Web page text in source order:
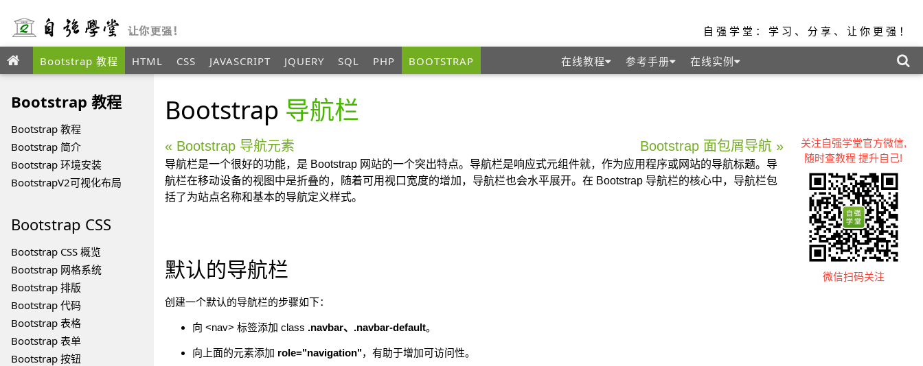
自强学堂：学习、分享、让你更强！
Bootstrap 教程 HTML CSS JAVASCRIPT JQUERY SQL PHP BOOTSTRAP 在线教程 参考手册 在线实例
Bootstrap 教程
Bootstrap 教程
Bootstrap 简介
Bootstrap 环境安装
BootstrapV2可视化布局
Bootstrap CSS
Bootstrap CSS 概览
Bootstrap 网格系统
Bootstrap 排版
Bootstrap 代码
Bootstrap 表格
Bootstrap 表单
Bootstrap 按钮
Bootstrap 导航栏
« Bootstrap 导航元素 Bootstrap 面包屑导航 »
导航栏是一个很好的功能，是 Bootstrap 网站的一个突出特点。导航栏是响应式元组件就，作为应用程序或网站的导航标题。导
航栏在移动设备的视图中是折叠的，随着可用视口宽度的增加，导航栏也会水平展开。在 Bootstrap 导航栏的核心中，导航栏包
括了为站点名称和基本的导航定义样式。
默认的导航栏
创建一个默认的导航栏的步骤如下：
向 <nav> 标签添加 class .navbar、.navbar-default。
向上面的元素添加 role="navigation"，有助于增加可访问性。
关注自强学堂官方微信,
随时查教程 提升自己!
微信扫码关注